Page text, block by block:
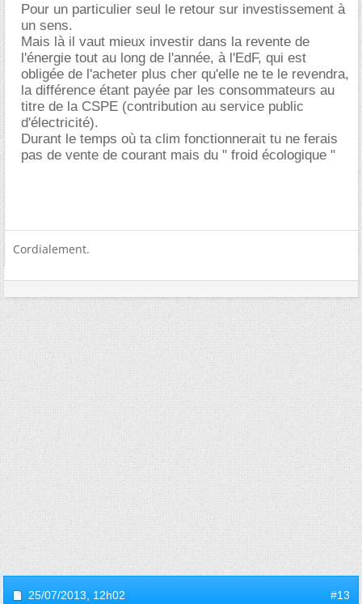
Pour un particulier seul le retour sur investissement à
un sens.
Mais là il vaut mieux investir dans la revente de
l'énergie tout au long de l'année, à l'EdF, qui est
obligée de l'acheter plus cher qu'elle ne te le revendra,
la différence étant payée par les consommateurs au
titre de la CSPE (contribution au service public
d'électricité).
Durant le temps où ta clim fonctionnerait tu ne ferais
pas de vente de courant mais du " froid écologique "
Cordialement.
25/07/2013, 12h02 #13